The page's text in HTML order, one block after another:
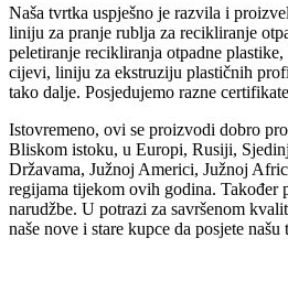
Naša tvrtka uspješno je razvila i
liniju za pranje rublja za recikliranje
peletiranje recikliranja otpadne
cijevi, liniju za ekstruziju plastičnih
tako dalje. Posjedujemo razne
Istovremeno, ovi se proizvodi dobro
Bliskom istoku, u Europi, Rusiji,
Državama, Južnoj Americi, Južnoj
regijama tijekom ovih godina.
narudžbe. U potrazi za savršenom
naše nove i stare kupce da posjete našu